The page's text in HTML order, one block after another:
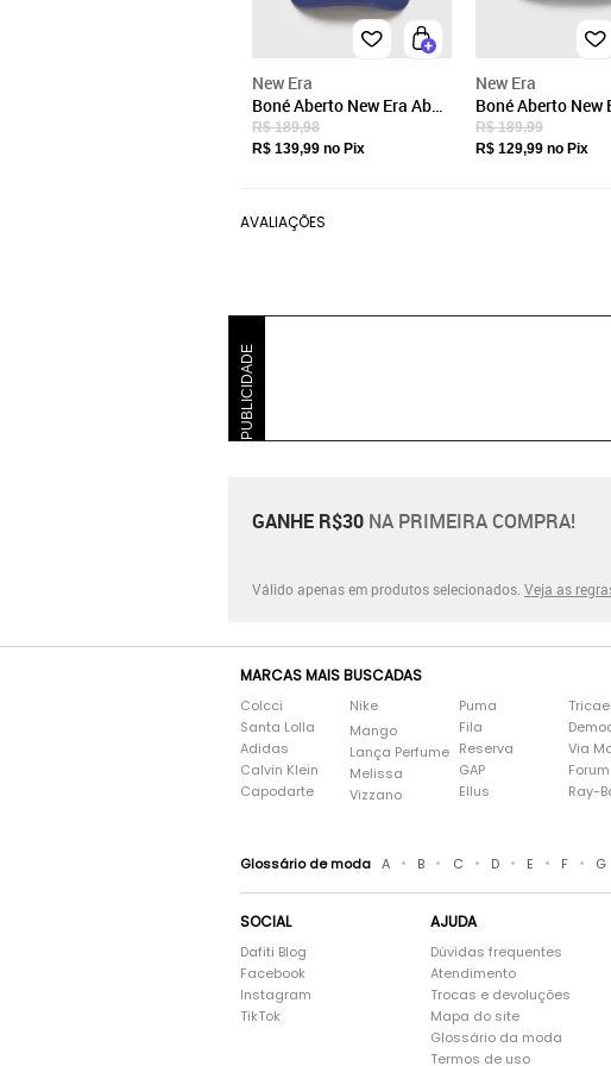
New Era
Boné Aberto New Era Aba
Curva Permanente Los
Angeles Dodgers Azul-
R$ 189,98
R$ 139,99 no Pix
New Era
Boné Aberto New
Angeles Dodgers
Curva Preto
R$ 189,99
R$ 129,99 no Pix
AVALIAÇÕES
PUBLICIDADE
GANHE R$30 NA PRIMEIRA COMPRA!
Válido apenas em produtos selecionados. Veja as
MARCAS MAIS BUSCADAS
Colcci
Santa Lolla
Adidas
Calvin Klein
Capodarte
Nike
Mango
Lança Perfume
Melissa
Vizzano
Puma
Fila
Reserva
GAP
Ellus
Tricae
Via
Forum
Ray-
Glossário de moda A • B • C • D • E • F • G
SOCIAL
Dafiti Blog
Facebook
Instagram
TikTok
AJUDA
Dúvidas frequentes
Atendimento
Trocas e devoluções
Mapa do site
Glossário da moda
Termos de uso